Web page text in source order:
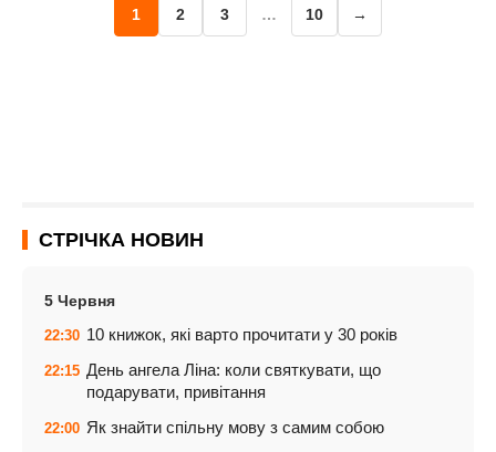
СТРІЧКА НОВИН
5 Червня
22:30 10 книжок, які варто прочитати у 30 років
22:15 День ангела Ліна: коли святкувати, що
подарувати, привітання
22:00 Як знайти спільну мову з самим собою
1 2 3 … 10 →